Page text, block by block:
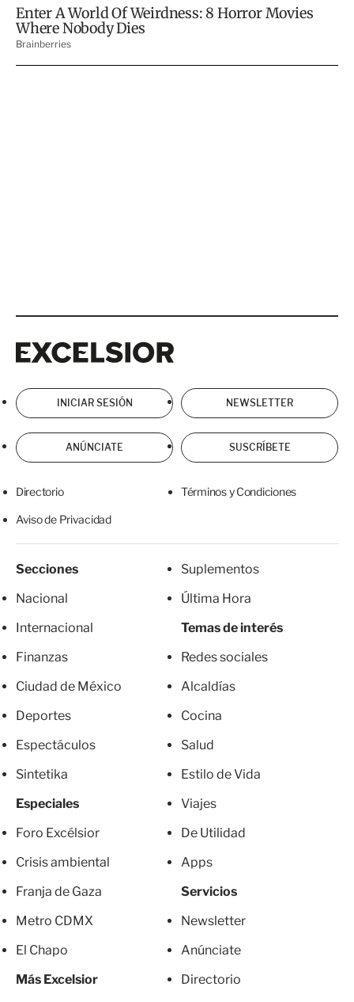
INICIAR SESIÓN NEWSLETTER
ANÚNCIATE SUSCRÍBETE
Directorio Términos y Condiciones
Aviso de Privacidad
Secciones
Nacional
Internacional
Finanzas
Ciudad de México
Deportes
Espectáculos
Sintetika
Especiales
Foro Excélsior
Crisis ambiental
Franja de Gaza
Metro CDMX
El Chapo
Más Excelsior
Suplementos
Última Hora
Temas de interés
Redes sociales
Alcaldías
Cocina
Salud
Estilo de Vida
Viajes
De Utilidad
Apps
Servicios
Newsletter
Anúnciate
Directorio